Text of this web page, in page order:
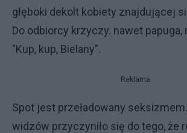
głęboki dekolt kobiety znajdującej
Do odbiorcy krzyczy. nawet papuga,
"Kup, kup, Bielany".
Reklama
Spot jest przeładowany
widzów przyczyniło się do tego, że